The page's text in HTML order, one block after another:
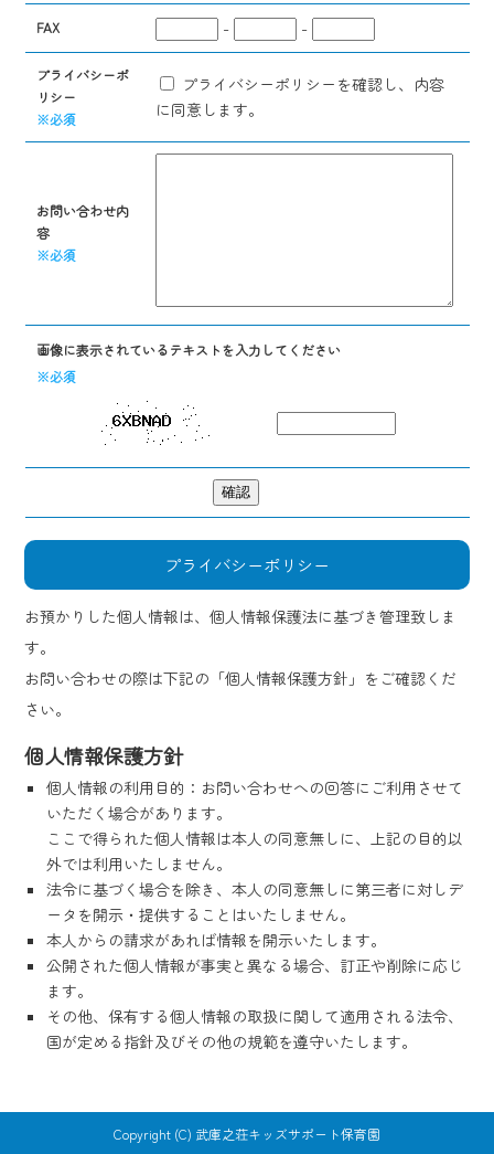
FAX - -
プライバシーポ
リシー
※必須
プライバシーポリシーを確認し、内容
に同意します。
お問い合わせ内
容
※必須
画像に表示されているテキストを入力してください
※必須
プライバシーポリシー
お預かりした個人情報は、個人情報保護法に基づき管理致しま
す。
お問い合わせの際は下記の「個人情報保護方針」をご確認くだ
さい。
個人情報保護方針
個人情報の利用目的：お問い合わせへの回答にご利用させて
いただく場合があります。
ここで得られた個人情報は本人の同意無しに、上記の目的以
外では利用いたしません。
法令に基づく場合を除き、本人の同意無しに第三者に対しデ
ータを開示・提供することはいたしません。
本人からの請求があれば情報を開示いたします。
公開された個人情報が事実と異なる場合、訂正や削除に応じ
ます。
その他、保有する個人情報の取扱に関して適用される法令、
国が定める指針及びその他の規範を遵守いたします。
Copyright (C) 武庫之荘キッズサポート保育園